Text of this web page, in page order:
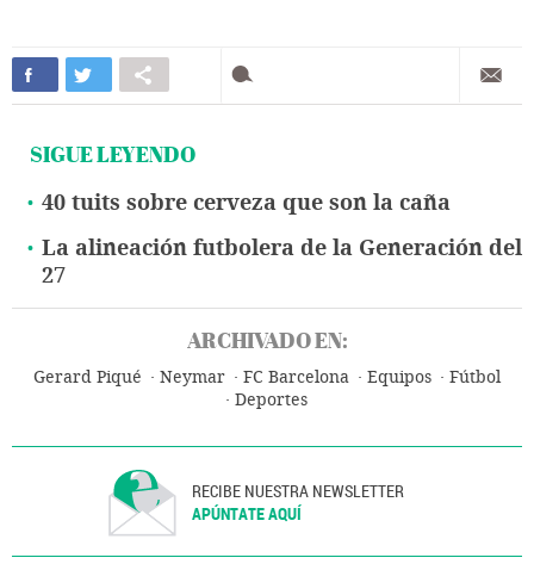
SIGUE LEYENDO
40 tuits sobre cerveza que son la caña
La alineación futbolera de la Generación del
27
ARCHIVADO EN:
Gerard Piqué Neymar FC Barcelona Equipos
Fútbol
Deportes
RECIBE NUESTRA NEWSLETTER
APÚNTATE AQUÍ